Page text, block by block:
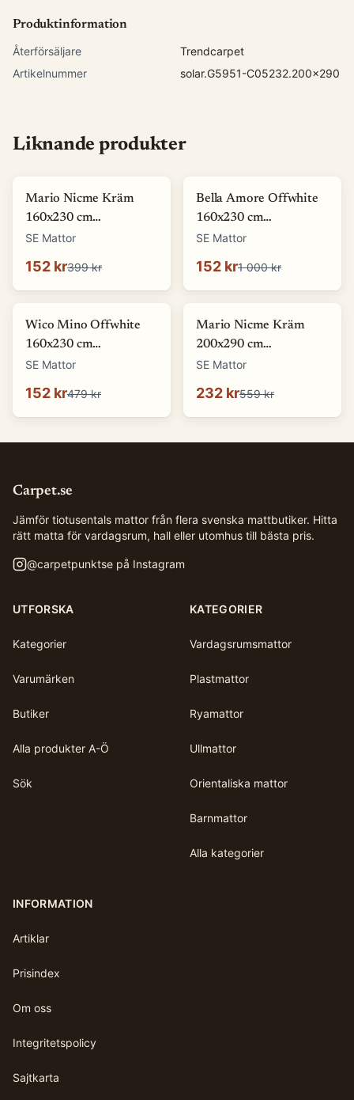
Produktinformation
Återförsäljare
Trendcarpet
Artikelnummer
solar.G5951-C05232.200x290
Liknande produkter
- 62
Mario Nicme Kräm
160x230 cm
Wiltonmatta
SE Mattor
152 kr399 kr
-85%
Bella Amore Offwhite
160x230 cm
Wiltonmatta
SE Mattor
152 kr1 000 kr
-68
Wico Mino Offwhite
160x230 cm
Wiltonmatta
SE Mattor
152 kr479 kr
- 59
Mario Nicme Kräm
200x290 cm
Wiltonmatta
SE Mattor
232 kr559 kr
Carpet.se
Jämför tiotusentals mattor från flera svenska mattbutiker. Hitta
rätt matta för vardagsrum, hall eller utomhus till bästa pris.
@carpetpunktse på Instagram
UTFORSKA
Kategorier
Varumärken
Butiker
Alla produkter A-Ö
Sök
KATEGORIER
Vardagsrumsmattor
Plastmattor
Ryamattor
Ullmattor
Orientaliska mattor
Barnmattor
Alla kategorier
INFORMATION
Artiklar
Prisindex
Om oss
Integritetspolicy
Sajtkarta